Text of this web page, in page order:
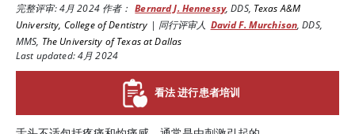
完整评审:4月 2024作者： Bernard J. Hennessy,DDS, Texas A&M
University, College of Dentistry | 同行评审人 David F. Murchison,DDS,
MMS, The University of Texas at Dallas
Last updated: 4月 2024
看法 进行患者培训